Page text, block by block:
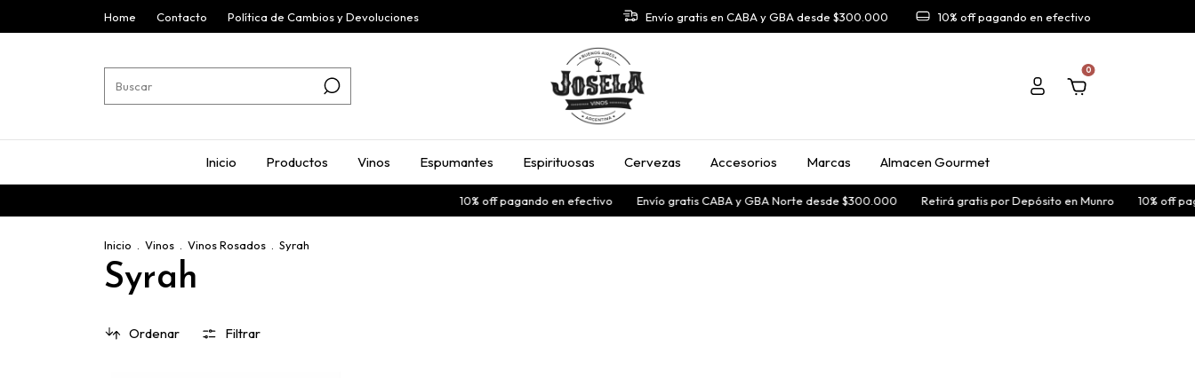
Home Contacto Política de Cambios y Devoluciones Envío gratis en CABA y GBA desde $300.000 10% off pagando en efectivo
0
Inicio Productos Vinos Espumantes Espirituosas Cervezas Accesorios Marcas Almacen Gourmet
10% off pagando en efectivo Envío gratis CABA y GBA Norte desde $300.000 Retirá gratis por Depósito en Munro 10% off
Inicio Vinos Vinos Rosados Syrah
Syrah
Ordenar Filtrar